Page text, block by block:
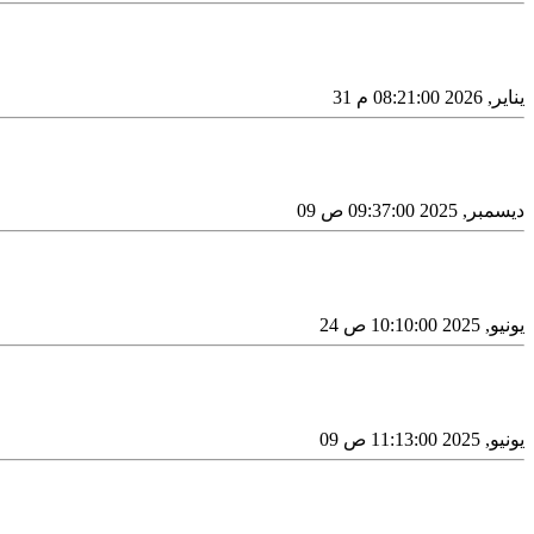
31 يناير, 2026 08:21:00 م
09 ديسمبر, 2025 09:37:00 ص
24 يونيو, 2025 10:10:00 ص
09 يونيو, 2025 11:13:00 ص